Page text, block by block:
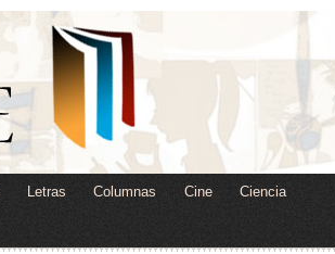
Letras Columnas Cine Ciencia